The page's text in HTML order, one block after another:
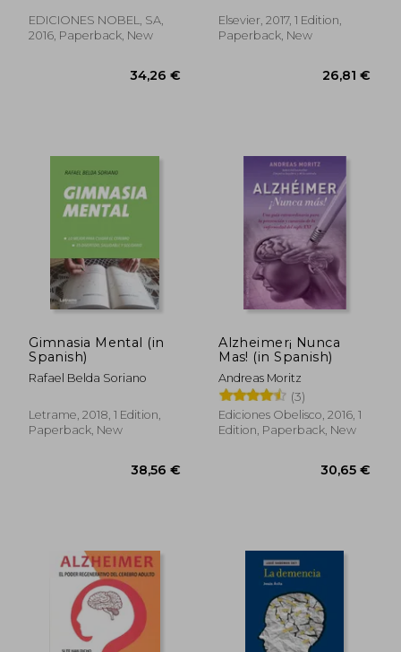
Spanish)
EDICIONES NOBEL, SA,
2016, Paperback, New
34,26 €
Gutiérrez
Elsevier, 2017, 1 Edition,
Paperback, New
Gimnasia Mental (in
Spanish)
Rafael Belda Soriano
Letrame, 2018, 1 Edition,
Paperback, New
Alzheimer¡ Nunca
Mas! (in Spanish)
Andreas Moritz
(3)
Ediciones Obelisco, 2016, 1
Edition, Paperback, New